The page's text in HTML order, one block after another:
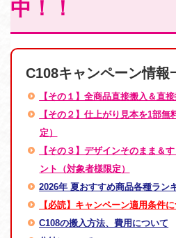
中！！
C108キャンペーン情報
【その１】全商品直接搬入＆直
【その２】仕上がり見本を1部
定）
【その３】デザインそのまま＆
ント（対象者様限定）
2026年 夏おすすめ商品各種ラン
【必読】キャンペーン適用条件
C108の搬入方法、費用について